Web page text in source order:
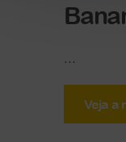
...
Veja a